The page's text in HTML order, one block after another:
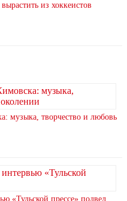
из хоккеистов
музыка, творчество и любовь
«Тульской прессе» подвел